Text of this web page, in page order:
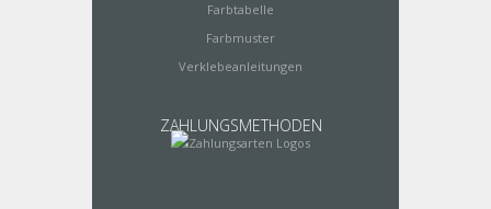
Farbtabelle
Farbmuster
Verklebeanleitungen
ZAHLUNGSMETHODEN